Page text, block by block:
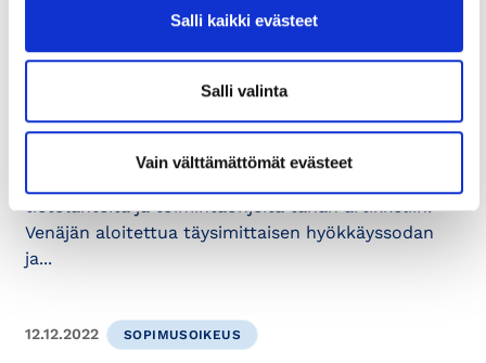
Salli kaikki evästeet
Salli valinta
Vain välttämättömät evästeet
17.12.2024 KRIISIT
sodan vaikutukset yrityksiin
tietolähteitä ja toimintaohjeita tähän artikkeliin.
Venäjän aloitettua täysimittaisen hyökkäyssodan
ja...
12.12.2022 SOPIMUSOIKEUS